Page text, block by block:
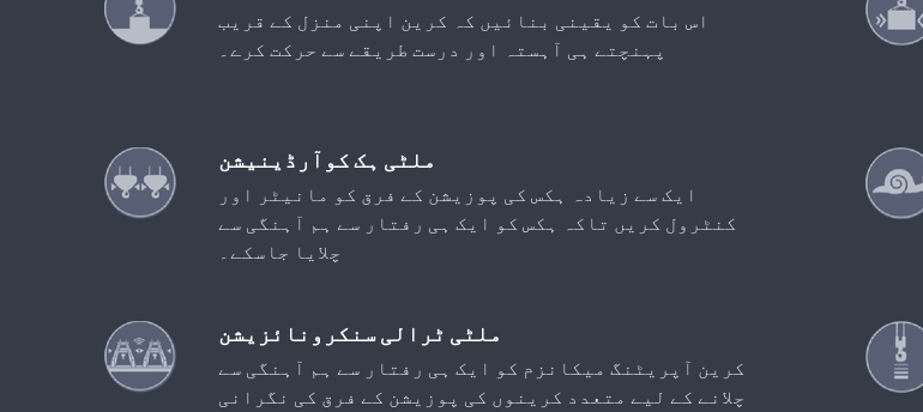
اس بات کو یقینی بنائیں کہ کرین اپنی منزل کے قریب
پہنچتے ہی آہستہ اور درست طریقے سے حرکت کرے۔
ملٹی ہک کوآرڈینیشن
ایک سے زیادہ ہکس کی پوزیشن کے فرق کو مانیٹر اور
کنٹرول کریں تاکہ ہکس کو ایک ہی رفتار سے ہم آہنگی سے
چلایا جاسکے۔
ملٹی ٹرالی سنکرونائزیشن
کرین آپریٹنگ میکانزم کو ایک ہی رفتار سے ہم آہنگی سے
چلانے کے لیے متعدد کرینوں کی پوزیشن کے فرق کی نگرانی